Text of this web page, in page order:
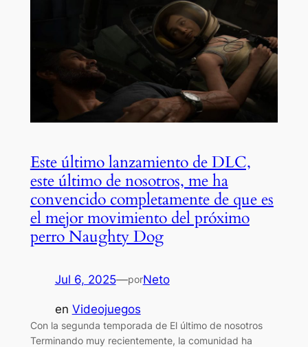
Este último lanzamiento de DLC,
este último de nosotros, me ha
convencido completamente de que es
el mejor movimiento del próximo
perro Naughty Dog
Jul 6, 2025—porNeto
en Videojuegos
Con la segunda temporada de El último de nosotros
Terminando muy recientemente, la comunidad ha